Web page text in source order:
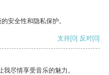
安全性和隐私保护。
支持[0] 反对[0]
尽情享受音乐的魅力。